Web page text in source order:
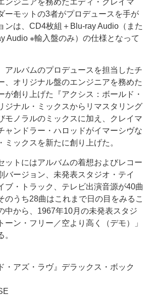
ンジニアを務めたエディ・クレイマ
ーモットの3者がプロデュースを手が
ンは、CD4枚組＋Blu-ray Audio（また
Audio ※輸入盤のみ）の仕様となって
ルバムのプロデュースを担当したチ
、オリジナル盤のエンジニアを務めた
が創り上げた『アクシス：ボールド・
ジナル・ミックスからリマスタリング
モノラルのミックスに加え、クレイマ
ャンドラー・ハロッドがイマーシヴな
ミックスを新たに創り上げた。
トにはアルバムの着想およびレコー
バージョン、未発表スタジオ・テイ
ブ・トラック、テレビ出演音源が40曲
のうち28曲はこれまで日の目をみるこ
中から、1967年10月の未発表スタジ
ーン・フリー／空より高く（デモ）」
・アズ・ラヴ』デラックス・ボック